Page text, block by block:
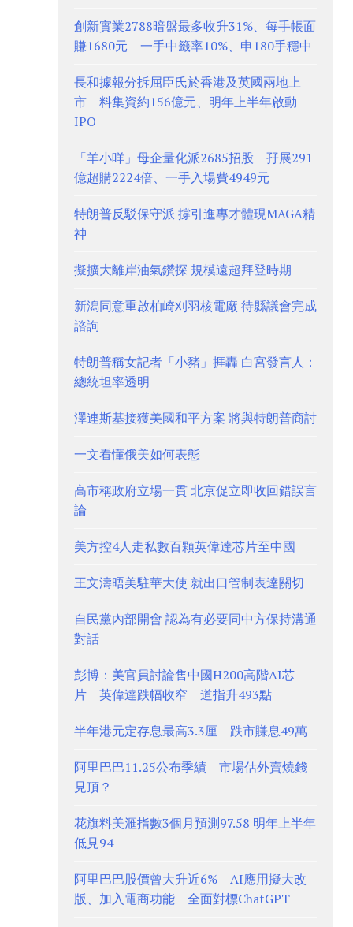
創新實業2788暗盤最多收升31%、每手帳面
賺1680元 一手中籤率10%、申180手穩中
長和據報分拆屈臣氏於香港及英國兩地上
市 料集資約156億元、明年上半年啟動
IPO
「羊小咩」母企量化派2685招股 孖展291
億超購2224倍、一手入場費4949元
特朗普反駁保守派 撐引進專才體現MAGA精
神
擬擴大離岸油氣鑽探 規模遠超拜登時期
新潟同意重啟柏崎刈羽核電廠 待縣議會完成
諮詢
特朗普稱女記者「小豬」捱轟 白宮發言人：
總統坦率透明
澤連斯基接獲美國和平方案 將與特朗普商討
一文看懂俄美如何表態
高市稱政府立場一貫 北京促立即收回錯誤言
論
美方控4人走私數百顆英偉達芯片至中國
王文濤晤美駐華大使 就出口管制表達關切
自民黨內部開會 認為有必要同中方保持溝通
對話
彭博：美官員討論售中國H200高階AI芯
片 英偉達跌幅收窄 道指升493點
半年港元定存息最高3.3厘 跌市賺息49萬
阿里巴巴11.25公布季績 市場估外賣燒錢
見頂？
花旗料美滙指數3個月預測97.58 明年上半年
低見94
阿里巴巴股價曾大升近6% AI應用擬大改
版、加入電商功能 全面對標ChatGPT